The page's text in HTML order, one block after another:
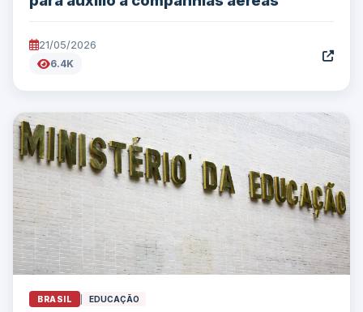
21/05/2026
6.4K
BRASIL EDUCAÇÃO